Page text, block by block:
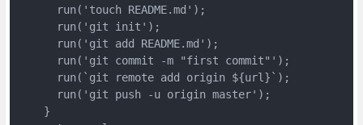
      run('touch README.md');
      run('git init');
      run('git add README.md');
      run('git commit -m "first commit"');
      run(`git remote add origin ${url}`);
      run('git push -u origin master');
    }